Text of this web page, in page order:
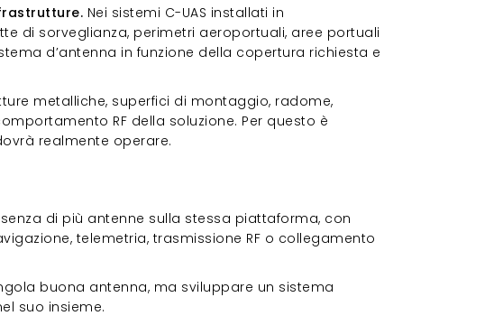
Nei sistemi C-UAS installati in
di sorveglianza, perimetri aeroportuali, aree portuali
d’antenna in funzione della copertura richiesta e
metalliche, superfici di montaggio, radome,
RF della soluzione. Per questo è
realmente operare.
di più antenne sulla stessa piattaforma, con
telemetria, trasmissione RF o collegamento
buona antenna, ma sviluppare un sistema
suo insieme.